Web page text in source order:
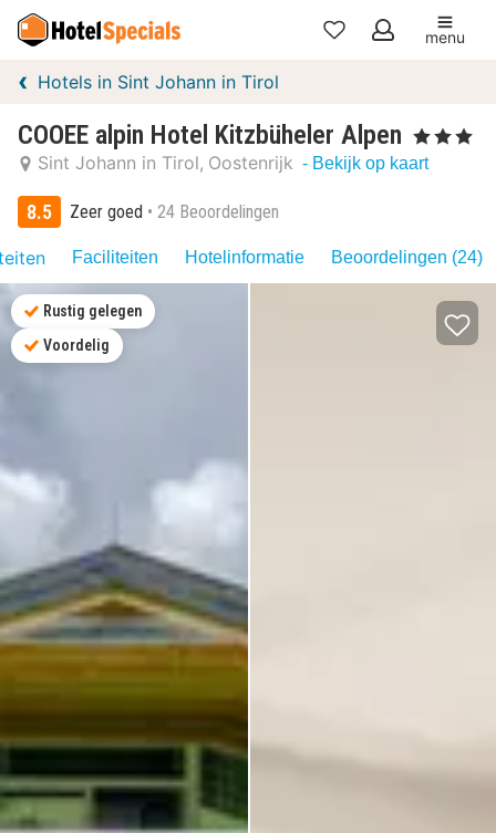
Mijn
menu
Hotels in Sint Johann in Tirol
COOEE alpin Hotel Kitzbüheler Alpen , 3 Sterren
Sint Johann in Tirol Oostenrijk - Bekijk op kaart
8.5 Zeer goed 24 Beoordelingen
Faciliteiten Hotelinformatie Beoordelingen (24)
Rustig gelegen
Voordelig